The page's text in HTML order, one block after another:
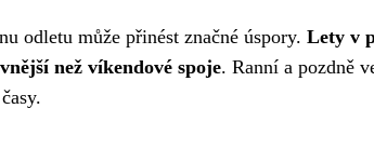
odletu může přinést značné úspory. Lety v
než víkendové spoje. Ranní a pozdně